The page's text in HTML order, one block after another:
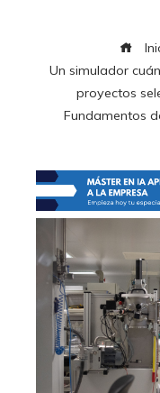
Un simulador
proyectos
Fundamentos